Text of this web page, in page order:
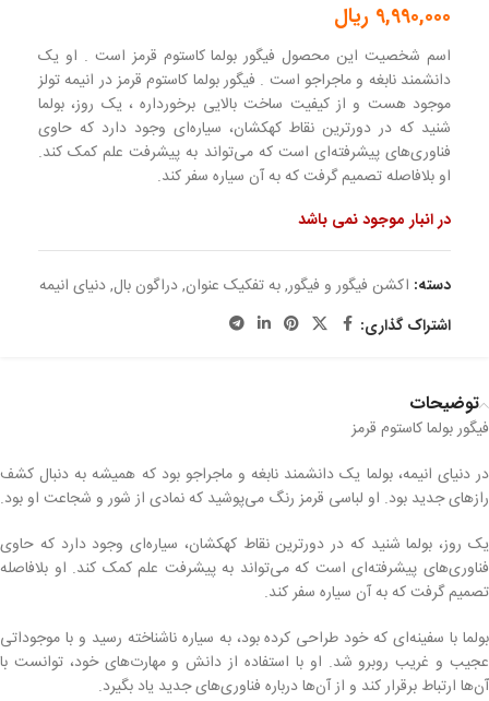
9,990,000 ریال
اسم شخصیت این محصول فیگور بولما کاستوم قرمز است . او یک
دانشمند نابغه و ماجراجو است . فیگور بولما کاستوم قرمز در انیمه تولز
موجود هست و از کیفیت ساخت بالایی برخورداره ، یک روز، بولما
شنید که در دورترین نقاط کهکشان، سیاره‌ای وجود دارد که حاوی
فناوری‌های پیشرفته‌ای است که می‌تواند به پیشرفت علم کمک کند.
او بلافاصله تصمیم گرفت که به آن سیاره سفر کند.
در انبار موجود نمی باشد
دسته: اکشن فیگور و فیگور,به تفکیک عنوان,دراگون بال,دنیای انیمه
اشتراک گذاری:
توضیحات
فیگور بولما کاستوم قرمز
در دنیای انیمه، بولما یک دانشمند نابغه و ماجراجو بود که همیشه به دنبال کشف
رازهای جدید بود. او لباسی قرمز رنگ می‌پوشید که نمادی از شور و شجاعت او بود.
یک روز، بولما شنید که در دورترین نقاط کهکشان، سیاره‌ای وجود دارد که حاوی
فناوری‌های پیشرفته‌ای است که می‌تواند به پیشرفت علم کمک کند. او بلافاصله
تصمیم گرفت که به آن سیاره سفر کند.
بولما با سفینه‌ای که خود طراحی کرده بود، به سیاره ناشناخته رسید و با موجوداتی
عجیب و غریب روبرو شد. او با استفاده از دانش و مهارت‌های خود، توانست با
آن‌ها ارتباط برقرار کند و از آن‌ها درباره فناوری‌های جدید یاد بگیرد.